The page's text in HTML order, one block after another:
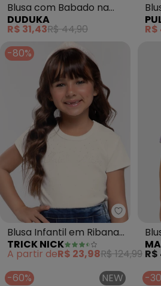
Blusa com Babado na
Manga (Bege)
DUDUKA
R$ 31,43R$ 44,90
-80%
Trick
Blusa Infantil em Ribana
(Bege)
TRICK NICK
A partir deR$ 23,98R$ 124,99
-60%
NEW -